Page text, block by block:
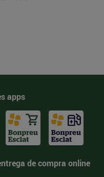
apps
de compra online